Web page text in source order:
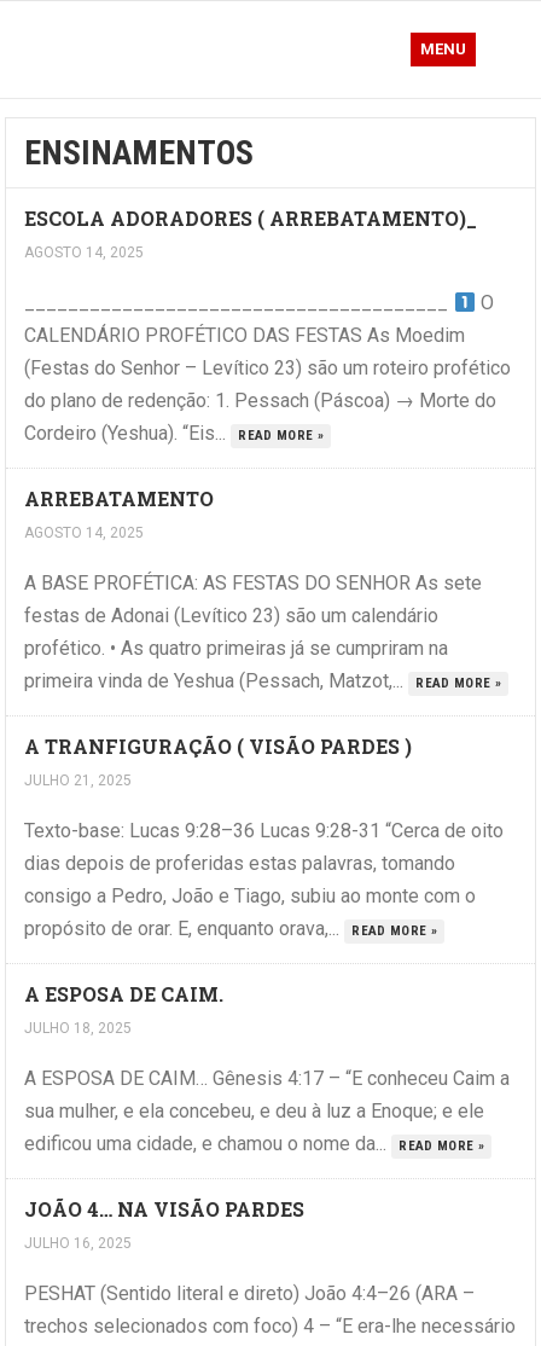
MENU
ENSINAMENTOS
ESCOLA ADORADORES ( ARREBATAMENTO)_
AGOSTO 14, 2025
O
CALENDÁRIO PROFÉTICO DAS FESTAS As Moedim
(Festas do Senhor – Levítico 23) são um roteiro profético
do plano de redenção: 1. Pessach (Páscoa) → Morte do
Cordeiro (Yeshua). “Eis...
READ MORE »
ARREBATAMENTO
AGOSTO 14, 2025
A BASE PROFÉTICA: AS FESTAS DO SENHOR As sete
festas de Adonai (Levítico 23) são um calendário
profético. • As quatro primeiras já se cumpriram na
primeira vinda de Yeshua (Pessach, Matzot,...
READ MORE »
A TRANFIGURAÇÃO ( VISÃO PARDES )
JULHO 21, 2025
Texto-base: Lucas 9:28–36 Lucas 9:28-31 “Cerca de oito
dias depois de proferidas estas palavras, tomando
consigo a Pedro, João e Tiago, subiu ao monte com o
propósito de orar. E, enquanto orava,...
READ MORE »
A ESPOSA DE CAIM.
JULHO 18, 2025
A ESPOSA DE CAIM… Gênesis 4:17 – “E conheceu Caim a
sua mulher, e ela concebeu, e deu à luz a Enoque; e ele
edificou uma cidade, e chamou o nome da...
READ MORE »
JOÃO 4… NA VISÃO PARDES
JULHO 16, 2025
PESHAT (Sentido literal e direto) João 4:4–26 (ARA –
trechos selecionados com foco) 4 – “E era-lhe necessário